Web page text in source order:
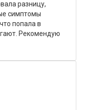
разницу,
симптомы
попала в
Рекомендую